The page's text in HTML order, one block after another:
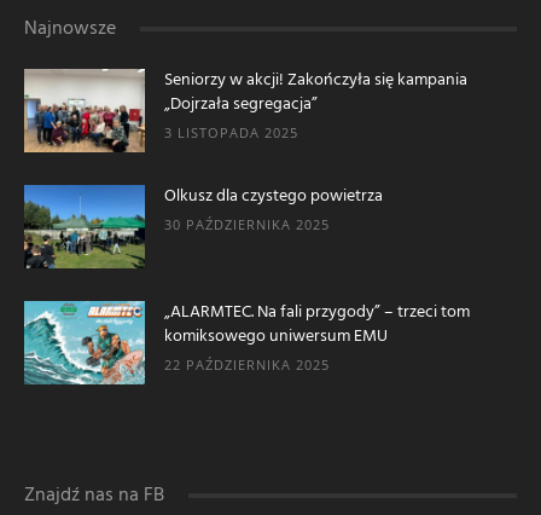
Najnowsze
Seniorzy w akcji! Zakończyła się kampania
„Dojrzała segregacja”
3 LISTOPADA 2025
Olkusz dla czystego powietrza
30 PAŹDZIERNIKA 2025
„ALARMTEC. Na fali przygody” – trzeci tom
komiksowego uniwersum EMU
22 PAŹDZIERNIKA 2025
Znajdź nas na FB